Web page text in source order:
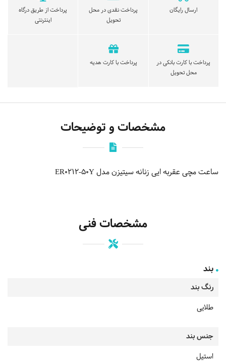
ارسال رایگان
پرداخت نقدی در محل
تحویل
پرداخت از طریق درگاه
اینترنتی
پرداخت با کارت بانکی در
محل تحویل
پرداخت با کارت هدیه
مشخصات و توضیحات
ساعت مچی عقربه ایی زنانه سیتیزن مدل ER0212-50Y
مشخصات فنی
بند
رنگ بند
طلایی
جنس بند
استیل